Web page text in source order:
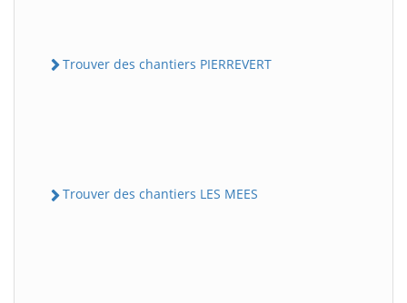
Trouver des chantiers PIERREVERT
Trouver des chantiers LES MEES